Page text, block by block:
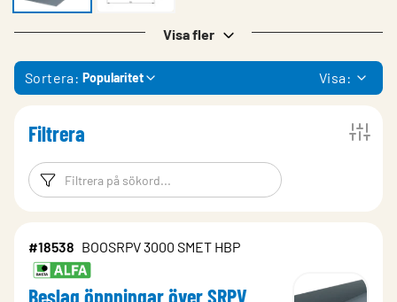
Visa fler
Sortera: Popularitet Visa:
Filtrera
Filtreringsord Filtrera
#18538 BOOSRPV 3000 SMET HBP
Beslag öppningar över SRPV